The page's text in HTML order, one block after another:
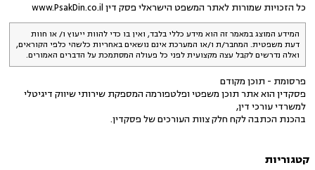
כל הזכויות שמורות לאתר המשפט הישראלי פסק דין www.PsakDin.co.il
המידע המוצג במאמר זה הוא מידע כללי בלבד, ואין בו כדי להוות ייעוץ ו/ או חוות
דעת משפטית. המחבר/ת ו/או המערכת אינם נושאים באחריות כלשהי כלפי הקוראים,
ואלה נדרשים לקבל עצה מקצועית לפני כל פעולה המסתמכת על הדברים האמורים.
פרסומת - תוכן מקודם
פסקדין הוא אתר תוכן משפטי ופלטפורמה המספקת שירותי שיווק דיגיטלי
למשרדי עורכי דין,
בהכנת הכתבה לקח חלק צוות העורכים של פסקדין.
קטגוריות